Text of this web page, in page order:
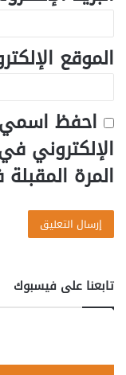
الموقع
احفظ
الإلكتروني
المرة
تابعنا على فيسبوك